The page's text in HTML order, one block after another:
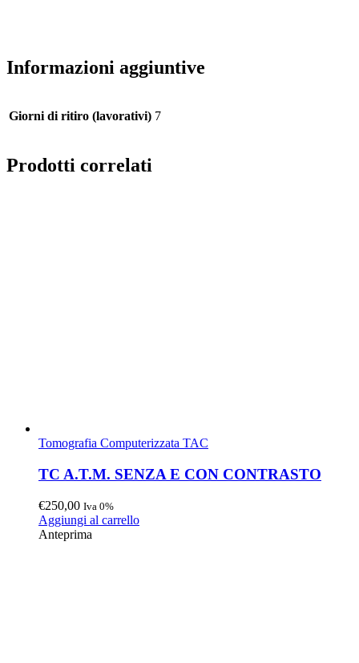
Informazioni aggiuntive
Giorni di ritiro (lavorativi) 7
Prodotti correlati
Tomografia Computerizzata TAC
TC A.T.M. SENZA E CON CONTRASTO
€250,00 Iva 0%
Aggiungi al carrello
Anteprima